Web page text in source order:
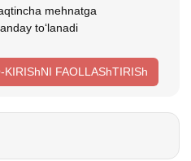
mehnatga
toʻlanadi
KIRIShNI FAOLLAShTIRISh